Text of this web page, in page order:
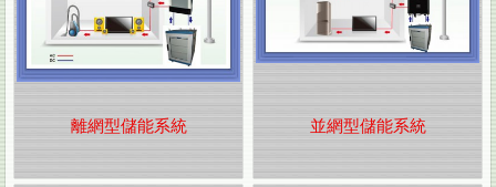
離網型儲能系統 並網型儲能系統